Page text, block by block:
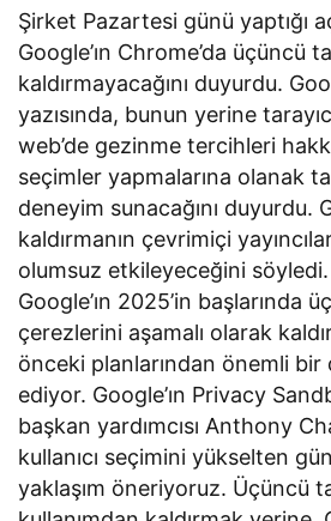
Şirket Pazartesi günü yaptığı
Google’ın Chrome’da üçüncü
kaldırmayacağını duyurdu.
yazısında, bunun yerine
web’de gezinme tercihleri
seçimler yapmalarına olanak
deneyim sunacağını duyurdu.
kaldırmanın çevrimiçi
olumsuz etkileyeceğini
Google’ın 2025’in başlarında
çerezlerini aşamalı olarak
önceki planlarından önemli bir
ediyor. Google’ın Privacy
başkan yardımcısı Anthony
kullanıcı seçimini yükselten
yaklaşım öneriyoruz. Üçüncü